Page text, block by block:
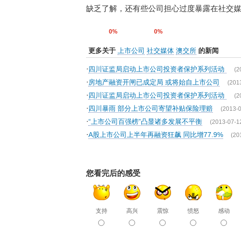
缺乏了解，还有些公司担心过度暴露在社交
0% 0%
更多关于 上市公司 社交媒体 澳交所 的新闻
·四川证监局启动上市公司投资者保护系列活动
·房地产融资开闸已成定局 或将始自上市公司
·四川证监局启动上市公司投资者保护系列活动
·四川暴雨 部分上市公司寄望补贴保险理赔 (2013-
·“上市公司百强榜”凸显诸多发展不平衡 (2013-07-
·A股上市公司上半年再融资狂飙 同比增77.9%
您看完后的感受
支持 高兴 震惊 愤怒 感动